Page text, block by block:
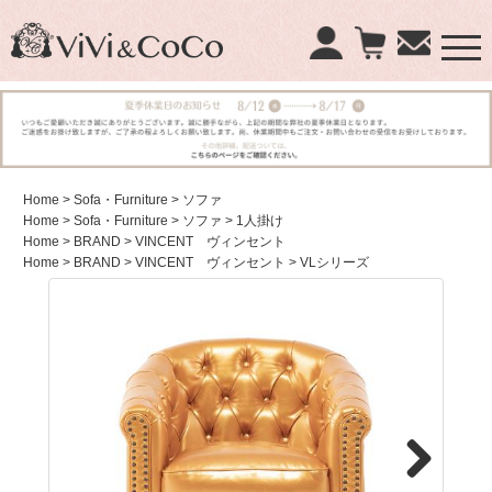
Home > Sofa・Furniture > ソファ
Home > Sofa・Furniture > ソファ > 1人掛け
Home > BRAND > VINCENT ヴィンセント
Home > BRAND > VINCENT ヴィンセント > VLシリーズ
×
商品検索：